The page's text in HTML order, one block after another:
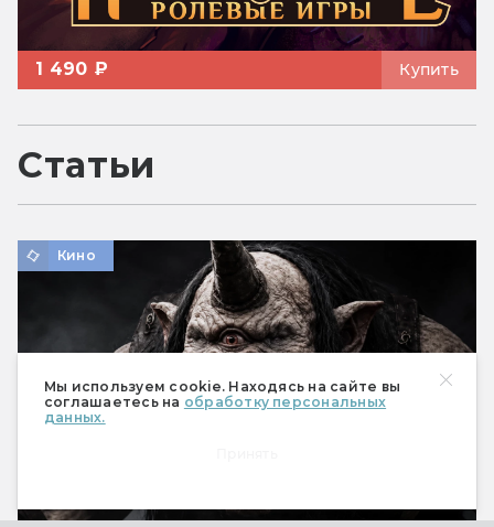
Мы используем cookie. Находясь на сайте вы
соглашаетесь на обработку персональных
данных.
1 490 ₽ Купить
Статьи
Кино